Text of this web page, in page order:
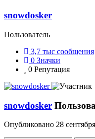
snowdosker
Пользователь
3,7 тыс сообщения
0 Значки
0 Репутация
snowdosker
Опубликовано 28